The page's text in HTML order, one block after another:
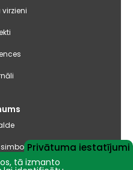
Privātuma iestatījumi
tā izmanto